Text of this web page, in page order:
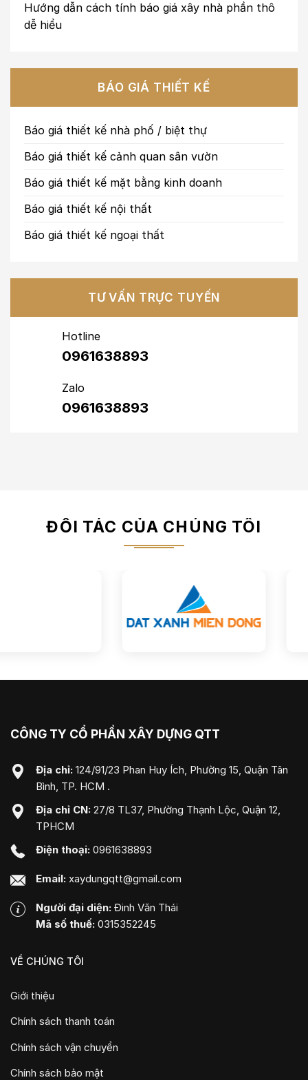
Hướng dẫn cách tính báo giá xây nhà phần thô
dễ hiểu
BÁO GIÁ THIẾT KẾ
Báo giá thiết kế nhà phố / biệt thự
Báo giá thiết kế cảnh quan sân vườn
Báo giá thiết kế mặt bằng kinh doanh
Báo giá thiết kế nội thất
Báo giá thiết kế ngoại thất
TƯ VẤN TRỰC TUYẾN
Hotline
0961638893
Zalo
0961638893
ĐỐI TÁC CỦA CHÚNG TÔI
CÔNG TY CỔ PHẦN XÂY DỰNG QTT
Địa chỉ: 124/91/23 Phan Huy Ích, Phường 15, Quận Tân
Bình, TP. HCM .
Địa chỉ CN: 27/8 TL37, Phường Thạnh Lộc, Quận 12,
TPHCM
Điện thoại: 0961638893
Email: xaydungqtt@gmail.com
Người đại diện: Đinh Văn Thái
Mã số thuế: 0315352245
VỀ CHÚNG TÔI
Giới thiệu
Chính sách thanh toán
Chính sách vận chuyển
Chính sách bảo mật